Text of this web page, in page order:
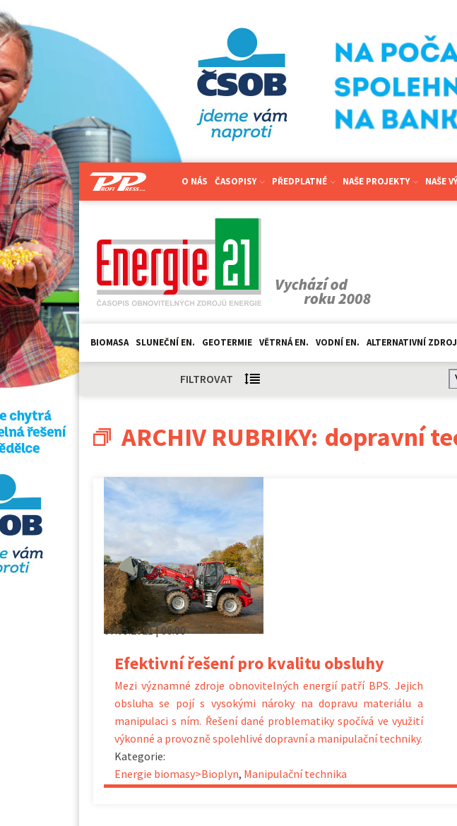
O NÁS ČASOPISY PŘEDPLATNÉ NAŠE PROJEKTY NAŠE
BIOMASA SLUNEČNÍ EN. GEOTERMIE VĚTRNÁ EN. VODNÍ EN. ALTERNATIVNÍ
FILTROVAT
ARCHIV RUBRIKY: dopravní
07.05.2021 | 06:00
Efektivní řešení pro kvalitu obsluhy
Mezi významné zdroje obnovitelných energií patří BPS. Jejich
obsluha se pojí s vysokými nároky na dopravu materiálu a
manipulaci s ním. Řešení dané problematiky spočívá ve využití
výkonné a provozně spolehlivé dopravní a manipulační techniky.
Kategorie:
Energie biomasy>Bioplyn, Manipulační technika